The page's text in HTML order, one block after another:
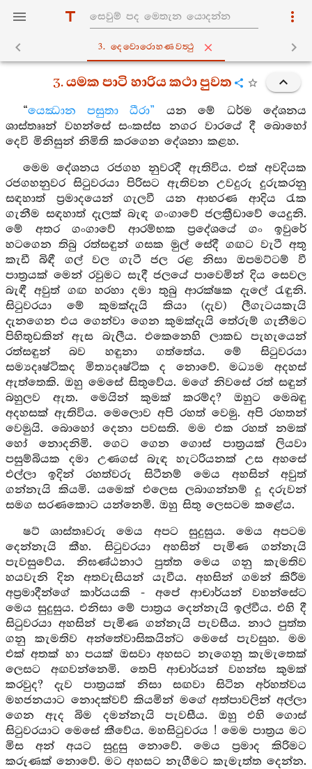
3. දෙවොරොහණවත්‍ථු
3. යමක පාටි හාරිය කථා පුවත
“යෙඣාන පසුතා ධීරා” යන මේ ධර්ම දේශනය
ශාස්තෲන් වහන්සේ සංකස්ස නගර වාරයේ දී බොහෝ
දෙවි මිනිසුන් නිමිති කරගෙන දේශනා කළහ.
මෙම දේශනය රජගහ නුවරදී ඇතිවිය. එක් අවදියක
රජගහනුවර සිටුවරයා පිරිසට ඇතිවන උවදුරු දුරුකරනු
සඳහාත් ප්‍රමාදයෙන් ගැලවී යන ආභරණ ආදිය රැක
ගැනීම සඳහාත් දැලක් බැඳ ගංගාවේ ජලක්‍රීඩාවේ යෙදුනි.
මේ අතර ගංගාවේ ආරම්භක ප්‍රදේශයේ ගං ඉවුරේ
හටගෙන තිබු රත්සඳුන් ගසක මුල් සේදී ගඟට වැටී අතු
කැඩී බිඳී ගල් වල ගැටී ජල රළ නිසා ඔපමට්ටම් වී
පාත්‍රයක් මෙන් රවුමට සැදී ජලයේ පාවෙමින් දිය සෙවල
බැඳී අවුත් ගඟ හරහා දමා තුබු ආරක්ෂක දැලේ රැඳුනි.
සිටුවරයා මේ කුමක්දැයි කියා (දැව) ලීගැටයකැයි
දැනගෙන එය ගෙන්වා ගෙන කුමක්දැයි තේරුම් ගැනීමට
පිහිතුඩකින් ඇස බැලීය. එකෙනෙහි ලාකඩ පැහැයෙන්
රත්සඳුන් බව හඳුනා ගත්තේය. මේ සිටුවරයා
සම්‍යදෘෂ්ටිකද මිත්‍යදෘෂ්ටික ද නොවේ. මධ්‍යම අදහස්
ඇත්තෙකි. ඔහු මෙසේ සිතුවේය. මගේ නිවසේ රත් සඳුන්
බහුලව ඇත. මෙයින් කුමක් කරම්ද? ඔහුට මෙබඳු
අදහසක් ඇතිවිය. මෙලොව අපි රහත් වෙමු. අපි රහතන්
වෙමුයි. බොහෝ දෙනා පවසති. මම එක රහත් නමක්
හෝ නොදනිමි. ගෙට ගෙන ගොස් පාත්‍රයක් ලියවා
පසුම්බියක දමා උණගස් බැඳ හැටරියනක් උස අහසේ
එල්ලා ඉදින් රහත්වරු සිටීනම් මෙය අහසින් අවුත්
ගන්නැයි කියමි. යමෙක් එලෙස ලබාගන්නම් දූ දරුවන්
සමග සරණකොට යන්නෙමි. ඔහු සිතු ලෙසටම කළේය.
ෂට් ශාස්තෘවරු මෙය අපට සුදුසුය. මෙය අපටම
දෙන්නැයි කීහ. සිටුවරයා අහසින් පැමිණ ගන්නැයි
පැවසුවේය. නිඝණ්ඨනාථ පුත්ත මෙය ගනු කැමතිව
හයවැනි දින අතවැසියන් යැවීය. අහසින් ගමන් කිරීම
අප්‍රමාදීන්ගේ කාර්යයකි - අපේ ආචාර්යන් වහන්සේට
මෙය සුදුසුය. එනිසා මේ පාත්‍රය දෙන්නැයි ඉල්වීය. එහි දී
සිටුවරයා අහසින් පැමිණ ගන්නැයි පැවසීය. නාථ පුත්ත
ගනු කැමතිව අන්තේවාසිකයින්ට මෙසේ පැවසුහ. මම
එක් අතක් හා පයක් ඔසවා අහසට නැගෙනු කැමැතෙක්
ලෙසට අඟවන්නෙමි. තෙපි ආචාර්යන් වහන්ස කුමක්
කරවුද? දැව පාත්‍රයක් නිසා සඟවා සිටින අර්හත්වය
මහජනයාට නොදක්වව් කියමින් මගේ අත්පාවලින් අල්ලා
ගෙන ඇද බිම දමන්නැයි පැවසීය. ඔහු එහි ගොස්
සිටුවරයාට මෙසේ කීවේය. මහසිටුවරය ! මෙම පාත්‍රය මට
මිස අන් අයට සුදුසු නොවේ. මෙය ප්‍රමාද කිරිමට
කරුණක් නොවේ. මට අහසට නැගීමට කැමැත්ත දෙන්න.